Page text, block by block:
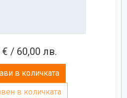
€ / 60,00 лв.
в количката
в количката